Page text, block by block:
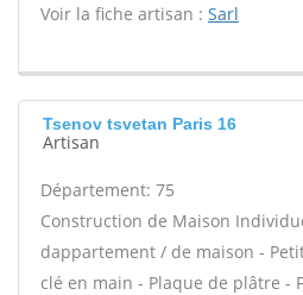
Voir la fiche artisan : Sarl
Tsenov tsvetan Paris 16
Artisan
Département: 75
Construction de Maison
dappartement / de maison -
clé en main - Plaque de plâtre -